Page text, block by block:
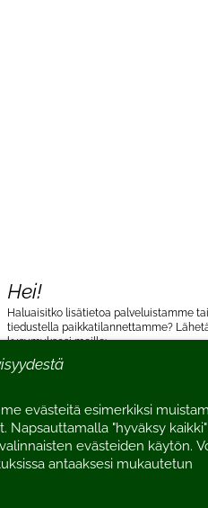
Hei!
Haluaisitko lisätietoa palveluistamme
tiedustella paikkatilannettamme?
kysymyksesi meille:
evästeitä esimerkiksi
Napsauttamalla "hyväksy
evästeiden käytön.
antaaksesi mukautetun